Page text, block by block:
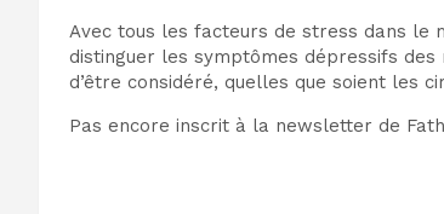
Avec tous les facteurs de stress dans le
distinguer les symptômes dépressifs
d’être considéré, quelles que soient les
Pas encore inscrit à la newsletter de